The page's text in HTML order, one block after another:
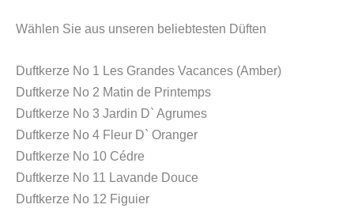
Wählen Sie aus unseren beliebtesten Düften
Duftkerze No 1 Les Grandes Vacances (Amber)
Duftkerze No 2 Matin de Printemps
Duftkerze No 3 Jardin D` Agrumes
Duftkerze No 4 Fleur D` Oranger
Duftkerze No 10 Cédre
Duftkerze No 11 Lavande Douce
Duftkerze No 12 Figuier